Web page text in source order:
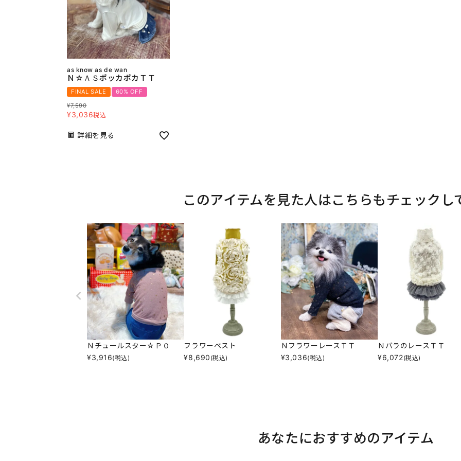
as know as de wan
Ｎ☆ＡＳポッカポカＴＴ
FINAL SALE
60% OFF
¥7,590
¥3,036税込
詳細を見る
このアイテムを見た人はこちらもチェックし
Ｎチュールスター☆ＰＯ
¥3,916(税込)
フラワーベスト
¥8,690 (税込)
ＮフラワーレースＴＴ
¥3,036(税込)
ＮバラのレースＴＴ
¥6,072(税込)
あなたにおすすめのアイテム